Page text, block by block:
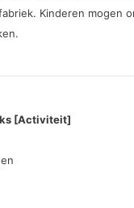
Kinderen mogen
[Activiteit]